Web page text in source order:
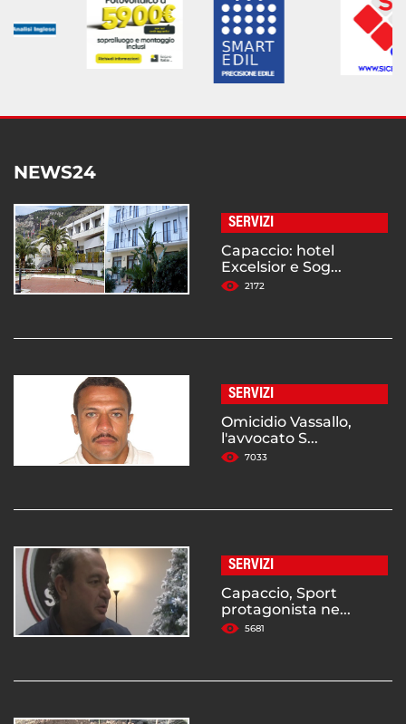
NEWS24
SERVIZI
Capaccio: hotel
Excelsior e Sog...
2172
SERVIZI
Omicidio Vassallo,
l'avvocato S...
7033
SERVIZI
Capaccio, Sport
protagonista ne...
5681